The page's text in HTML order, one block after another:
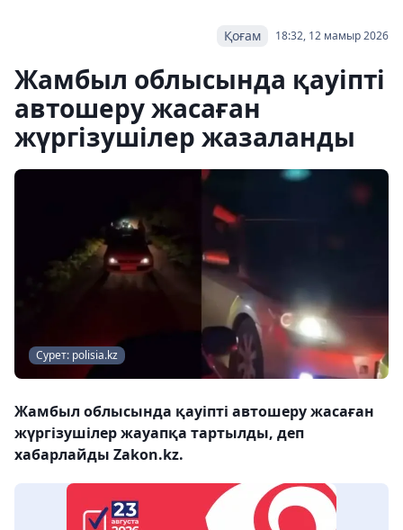
18:32, 12 мамыр 2026
Қоғам
Жамбыл облысында қауіпті
автошеру жасаған
жүргізушілер жазаланды
Сурет: polisia.kz
Жамбыл облысында қауіпті автошеру жасаған
жүргізушілер жауапқа тартылды, деп
хабарлайды Zakon.kz.